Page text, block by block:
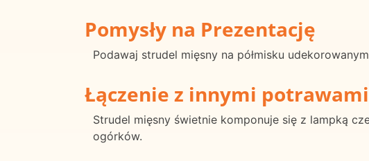
Pomysły na Prezentację
Podawaj strudel mięsny na półmisku
Łączenie z innymi potrawami
Strudel mięsny świetnie komponuje się z lampką
ogórków.